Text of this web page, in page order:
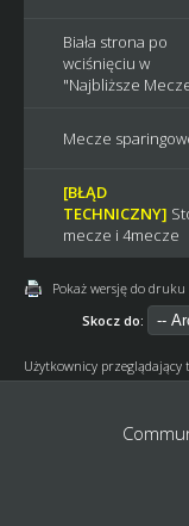
Biała strona po
wciśnięciu w
"Najbliższe
Mecze
[BŁĄD
TECHNICZNY]
mecze i 4mecze
Pokaż wersję do druku
Skocz do:
Użytkownicy przeglądający